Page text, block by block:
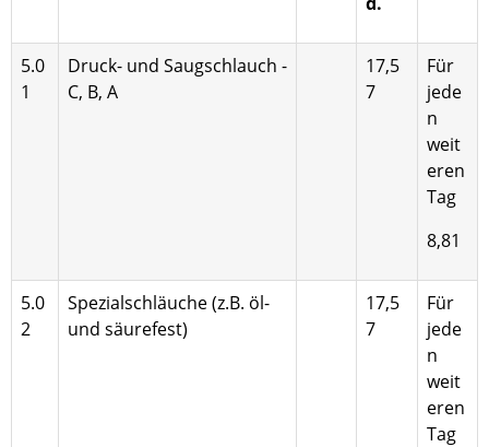
5.0
1
Druck- und Saugschlauch -
C, B, A
17,5
7
Für
jede
n
weit
eren
Tag
8,81
5.0
2
Spezialschläuche (z.B. öl-
und säure­fest)
17,5
7
Für
jede
n
weit
eren
Tag